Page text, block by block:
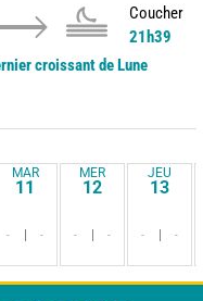
Coucher
21h39
croissant de Lune
MAR
11
- -
MER
12
- -
JEU
13
- -